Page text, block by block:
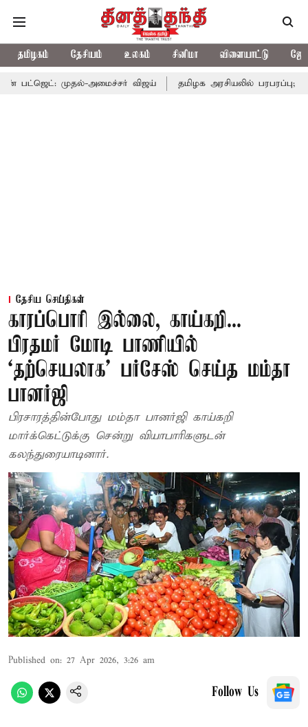
தமிழகம் தேசியம் உலகம் சினிமா விளையாட்டு
அமைச்சர் விஜய் தமிழக அரசியலில் பரபரப்பு; அமைச்சர்
தேசிய செய்திகள்
காரப்பொரி இல்லை, காய்கறி...
பிரதமர் மோடி பாணியில்
‘தற்செயலாக’ பர்சேஸ் செய்த மம்தா
பானர்ஜி
பிரசாரத்தின்போது மம்தா பானர்ஜி காய்கறி
மார்க்கெட்டுக்கு சென்று வியாபாரிகளுடன்
கலந்துரையாடினார்.
Published on: 27 Apr 2026, 3:26 am
Follow Us